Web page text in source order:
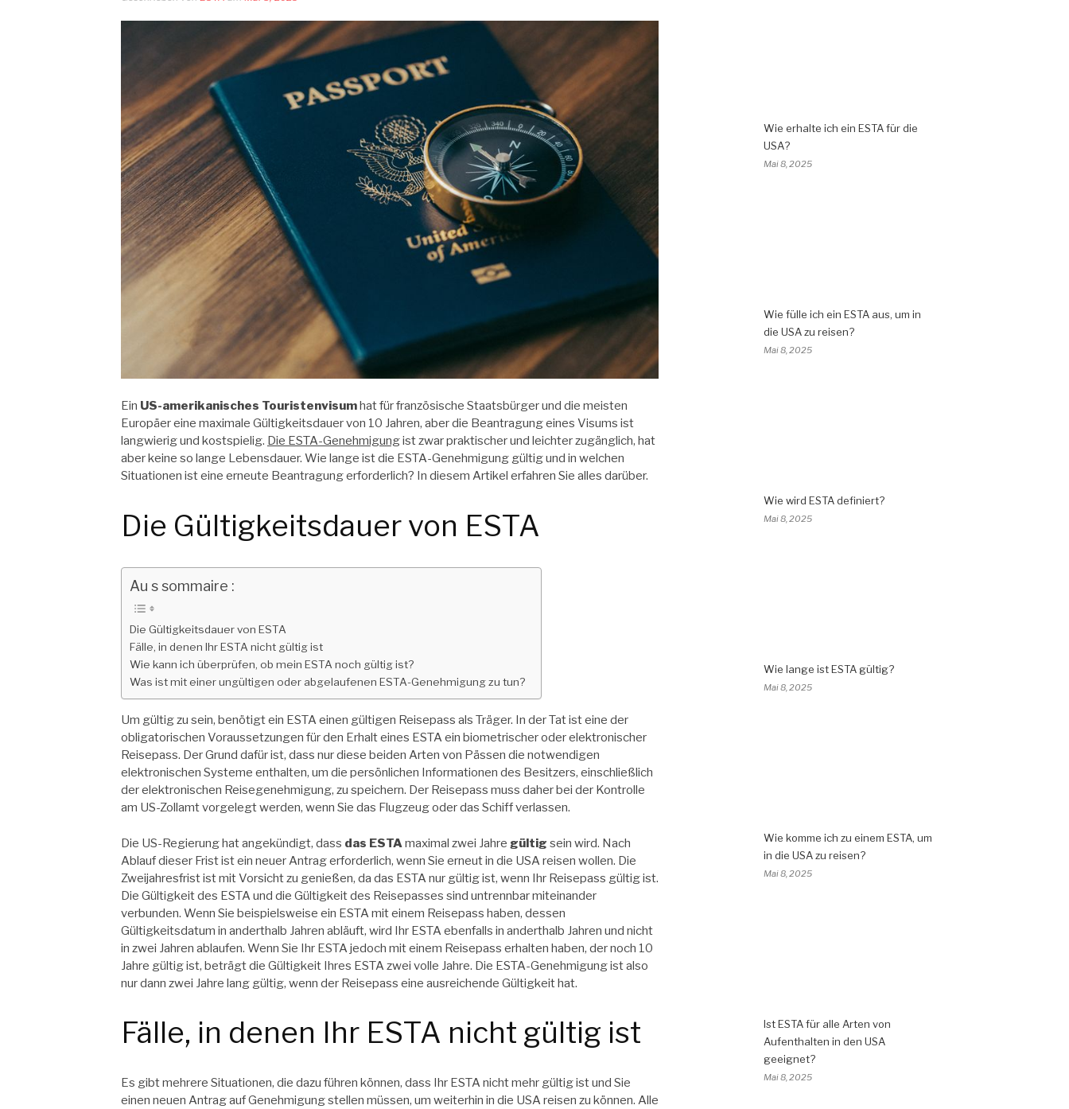
Ein US-amerikanisches Touristenvisum hat für französische Staatsbürger und die meisten
Europäer eine maximale Gültigkeitsdauer von 10 Jahren, aber die Beantragung eines Visums ist
langwierig und kostspielig. Die ESTA-Genehmigungist zwar praktischer und leichter zugänglich, hat
aber keine so lange Lebensdauer. Wie lange ist die ESTA-Genehmigung gültig und in welchen
Situationen ist eine erneute Beantragung erforderlich? In diesem Artikel erfahren Sie alles darüber.
Die Gültigkeitsdauer von ESTA
Au s sommaire :
Die Gültigkeitsdauer von ESTA
Fälle, in denen Ihr ESTA nicht gültig ist
Wie kann ich überprüfen, ob mein ESTA noch gültig ist?
Was ist mit einer ungültigen oder abgelaufenen ESTA-Genehmigung zu tun?
Um gültig zu sein, benötigt ein ESTA einen gültigen Reisepass als Träger. In der Tat ist eine der
obligatorischen Voraussetzungen für den Erhalt eines ESTA ein biometrischer oder elektronischer
Reisepass. Der Grund dafür ist, dass nur diese beiden Arten von Pässen die notwendigen
elektronischen Systeme enthalten, um die persönlichen Informationen des Besitzers, einschließlich
der elektronischen Reisegenehmigung, zu speichern. Der Reisepass muss daher bei der Kontrolle
am US-Zollamt vorgelegt werden, wenn Sie das Flugzeug oder das Schiff verlassen.
Die US-Regierung hat angekündigt, dass das ESTAmaximal zwei Jahre gültig sein wird. Nach
Ablauf dieser Frist ist ein neuer Antrag erforderlich, wenn Sie erneut in die USA reisen wollen. Die
Zweijahresfrist ist mit Vorsicht zu genießen, da das ESTA nur gültig ist, wenn Ihr Reisepass gültig ist.
Die Gültigkeit des ESTA und die Gültigkeit des Reisepasses sind untrennbar miteinander
verbunden. Wenn Sie beispielsweise ein ESTA mit einem Reisepass haben, dessen
Gültigkeitsdatum in anderthalb Jahren abläuft, wird Ihr ESTA ebenfalls in anderthalb Jahren und nicht
in zwei Jahren ablaufen. Wenn Sie Ihr ESTA jedoch mit einem Reisepass erhalten haben, der noch 10
Jahre gültig ist, beträgt die Gültigkeit Ihres ESTA zwei volle Jahre. Die ESTA-Genehmigung ist also
nur dann zwei Jahre lang gültig, wenn der Reisepass eine ausreichende Gültigkeit hat.
Fälle, in denen Ihr ESTA nicht gültig ist
Es gibt mehrere Situationen, die dazu führen können, dass Ihr ESTA nicht mehr gültig ist und Sie
einen neuen Antrag auf Genehmigung stellen müssen, um weiterhin in die USA reisen zu können. Alle
Wie erhalte ich ein ESTA für die
USA?
Mai 8, 2025
Wie fülle ich ein ESTA aus, um in
die USA zu reisen?
Mai 8, 2025
Wie wird ESTA definiert?
Mai 8, 2025
Wie lange ist ESTA gültig?
Mai 8, 2025
Wie komme ich zu einem ESTA, um
in die USA zu reisen?
Mai 8, 2025
Ist ESTA für alle Arten von
Aufenthalten in den USA
geeignet?
Mai 8, 2025